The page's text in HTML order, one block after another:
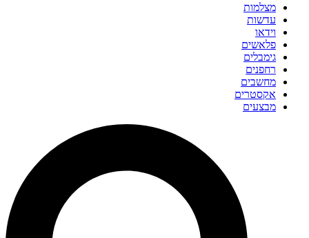
מצלמות
עדשות
וידאו
פלאשים
גימבלים
רחפנים
מחשבים
אקסטרים
מבצעים